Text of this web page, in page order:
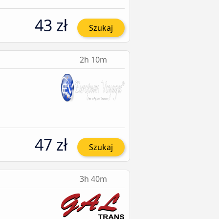
43 zł Szukaj
2h 10m
47 zł Szukaj
3h 40m